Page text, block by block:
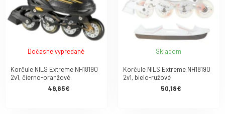
Dočasne vypredané
Korčule NILS Extreme NH18190
2v1, čierno-oranžové
49,65€
Skladom
Korčule NILS Extreme NH18190
2v1, bielo-ružové
50,18€